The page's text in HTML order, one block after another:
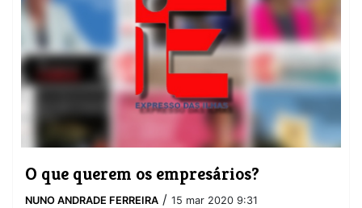
O que querem os empresários?
NUNO ANDRADE FERREIRA / 15 mar 2020 9:31